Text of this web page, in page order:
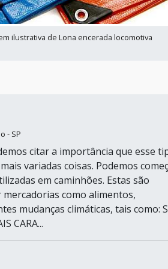
ilustrativa de Lona encerada locomotiva
- SP
citar a importância que esse
variadas coisas. Podemos
em caminhões. Estas são
como alimentos,
mudanças climáticas, tais como:
CARA...